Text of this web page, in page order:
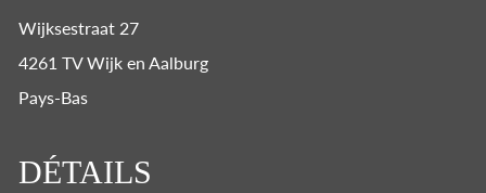
Wijksestraat 27
4261 TV Wijk en Aalburg
Pays-Bas
DÉTAILS